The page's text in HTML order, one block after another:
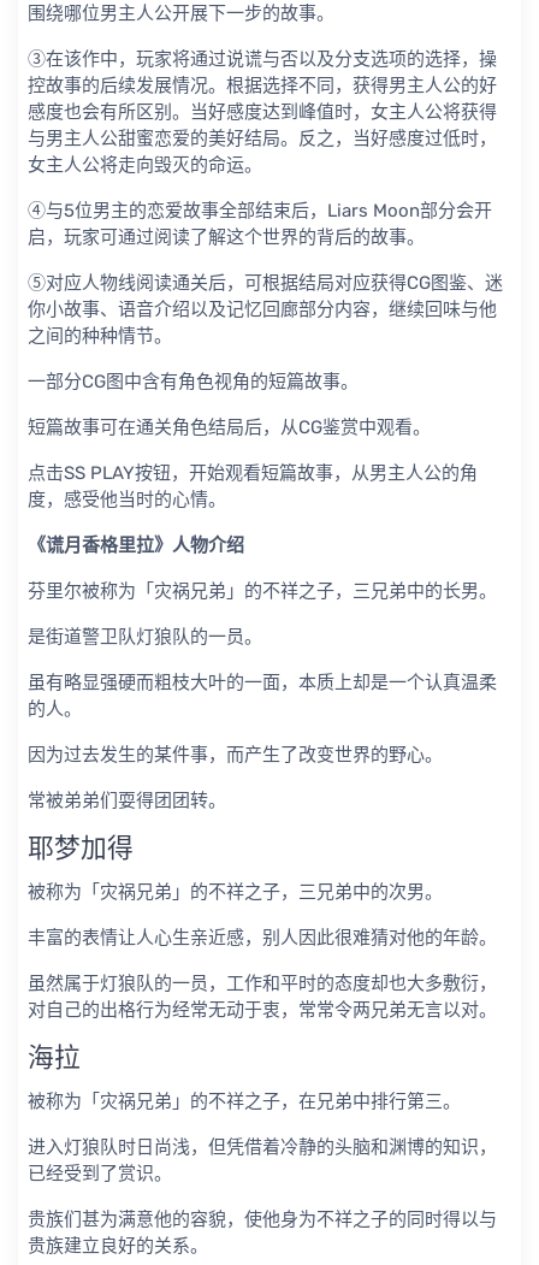
围绕哪位男主人公开展下一步的故事。
③在该作中，玩家将通过说谎与否以及分支选项的选择，操
控故事的后续发展情况。根据选择不同，获得男主人公的好
感度也会有所区别。当好感度达到峰值时，女主人公将获得
与男主人公甜蜜恋爱的美好结局。反之，当好感度过低时，
女主人公将走向毁灭的命运。
④与5位男主的恋爱故事全部结束后，Liars Moon部分会开
启，玩家可通过阅读了解这个世界的背后的故事。
⑤对应人物线阅读通关后，可根据结局对应获得CG图鉴、迷
你小故事、语音介绍以及记忆回廊部分内容，继续回味与他
之间的种种情节。
一部分CG图中含有角色视角的短篇故事。
短篇故事可在通关角色结局后，从CG鉴赏中观看。
点击SS PLAY按钮，开始观看短篇故事，从男主人公的角
度，感受他当时的心情。
《谎月香格里拉》人物介绍
芬里尔被称为「灾祸兄弟」的不祥之子，三兄弟中的长男。
是街道警卫队灯狼队的一员。
虽有略显强硬而粗枝大叶的一面，本质上却是一个认真温柔
的人。
因为过去发生的某件事，而产生了改变世界的野心。
常被弟弟们耍得团团转。
耶梦加得
被称为「灾祸兄弟」的不祥之子，三兄弟中的次男。
丰富的表情让人心生亲近感，别人因此很难猜对他的年龄。
虽然属于灯狼队的一员，工作和平时的态度却也大多敷衍，
对自己的出格行为经常无动于衷，常常令两兄弟无言以对。
海拉
被称为「灾祸兄弟」的不祥之子，在兄弟中排行第三。
进入灯狼队时日尚浅，但凭借着冷静的头脑和渊博的知识，
已经受到了赏识。
贵族们甚为满意他的容貌，使他身为不祥之子的同时得以与
贵族建立良好的关系。